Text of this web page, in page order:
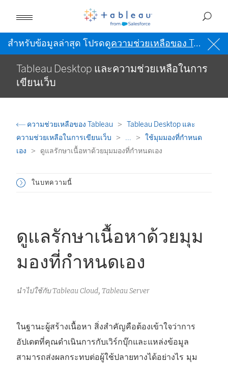
สำหรับข้อมูลล่าสุด โปรดดูความช่วยเหลือของ Tableau เป็นภาษาอังกฤษ (สหรัฐอเมริกา)
Tableau Desktop และความช่วยเหลือในการ
เขียนเว็บ
ความช่วยเหลือของ Tableau
Tableau Desktop และ
ความช่วยเหลือในการเขียนเว็บ
...
ใช้มุมมองที่กำหนด
เอง
ดูแลรักษาเนื้อหาด้วยมุมมองที่กำหนดเอง
ในบทความนี้
ดูแลรักษาเนื้อหาด้วยมุม
มองที่กำหนดเอง
นำไปใช้กับ Tableau Cloud, Tableau Server
ในฐานะผู้สร้างเนื้อหา สิ่งสำคัญคือต้องเข้าใจว่าการ
อัปเดตที่คุณดำเนินการกับเวิร์กบุ๊กและแหล่งข้อมูล
สามารถส่งผลกระทบต่อผู้ใช้ปลายทางได้อย่างไร มุม